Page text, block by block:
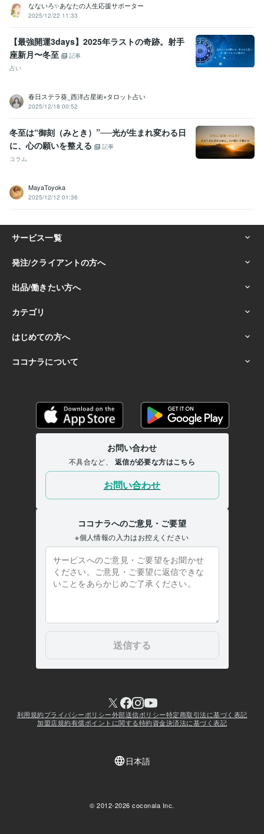
なないろ✨あなたの人生応援サポーター
2025/12/22 11:33
【最強開運3days】2025年ラストの奇跡。射手
座新月〜冬至
記事
占い
春日ステラ葵_西洋占星術×タロット占い
2025/12/18 00:52
冬至は“御刻（みとき）”──光が生まれ変わる日
に、心の願いを整える
記事
コラム
MayaToyoka
2025/12/12 01:36